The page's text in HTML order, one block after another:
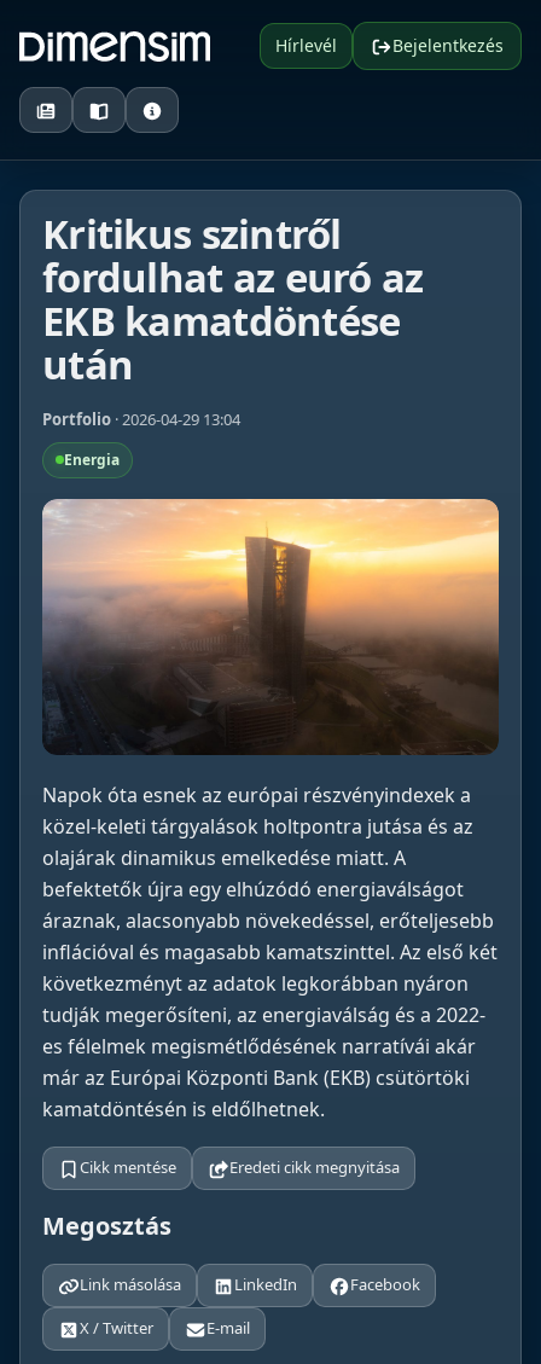
Hírlevél Bejelentkezés
Kritikus szintről
fordulhat az euró az
EKB kamatdöntése
után
Portfolio · 2026-04-29 13:04
Energia
Napok óta esnek az európai részvényindexek a
közel-keleti tárgyalások holtpontra jutása és az
olajárak dinamikus emelkedése miatt. A
befektetők újra egy elhúzódó energiaválságot
áraznak, alacsonyabb növekedéssel, erőteljesebb
inflációval és magasabb kamatszinttel. Az első két
következményt az adatok legkorábban nyáron
tudják megerősíteni, az energiaválság és a 2022-
es félelmek megismétlődésének narratívái akár
már az Európai Központi Bank (EKB) csütörtöki
kamatdöntésén is eldőlhetnek.
Cikk mentése Eredeti cikk megnyitása
Megosztás
Link másolása LinkedIn
Facebook
X / Twitter
E-mail